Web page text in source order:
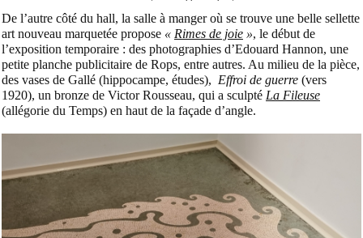
De l’autre côté du hall, la salle à manger où se trouve une belle sellette
art nouveau marquetée propose « Rimes de joie », le début de
l’exposition temporaire : des photographies d’Edouard Hannon, une
petite planche publicitaire de Rops, entre autres. Au milieu de la pièce,
des vases de Gallé (hippocampe, études), Effroi de guerre (vers
1920), un bronze de Victor Rousseau, qui a sculpté La Fileuse
(allégorie du Temps) en haut de la façade d’angle.